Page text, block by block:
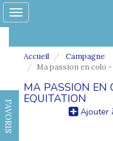
Toggle
FAVORIS
Accueil
Campagne
Ma passion en colo
MA PASSION EN
EQUITATION
Ajouter